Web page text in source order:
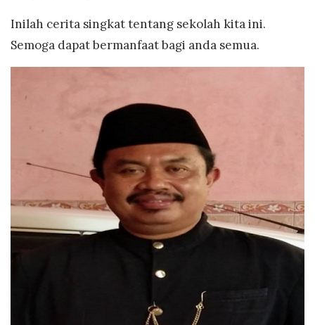
Inilah cerita singkat tentang sekolah kita ini.
Semoga dapat bermanfaat bagi anda semua.